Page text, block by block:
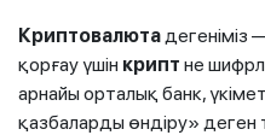
Криптовалютадегеніміз
қорғау үшін крипт не
арнайы орталық банк,
қазбаларды өндіру» деген